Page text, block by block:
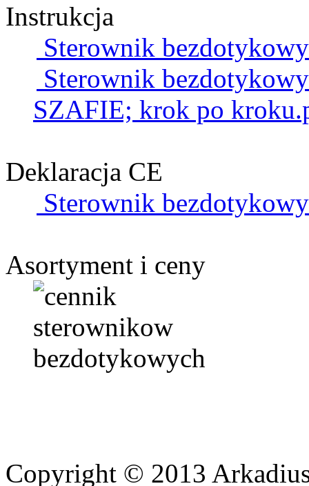
Instrukcja
Sterownik
Sterownik
SZAFIE; krok po
Deklaracja CE
Sterownik
Asortyment i ceny
Copyright © 2013